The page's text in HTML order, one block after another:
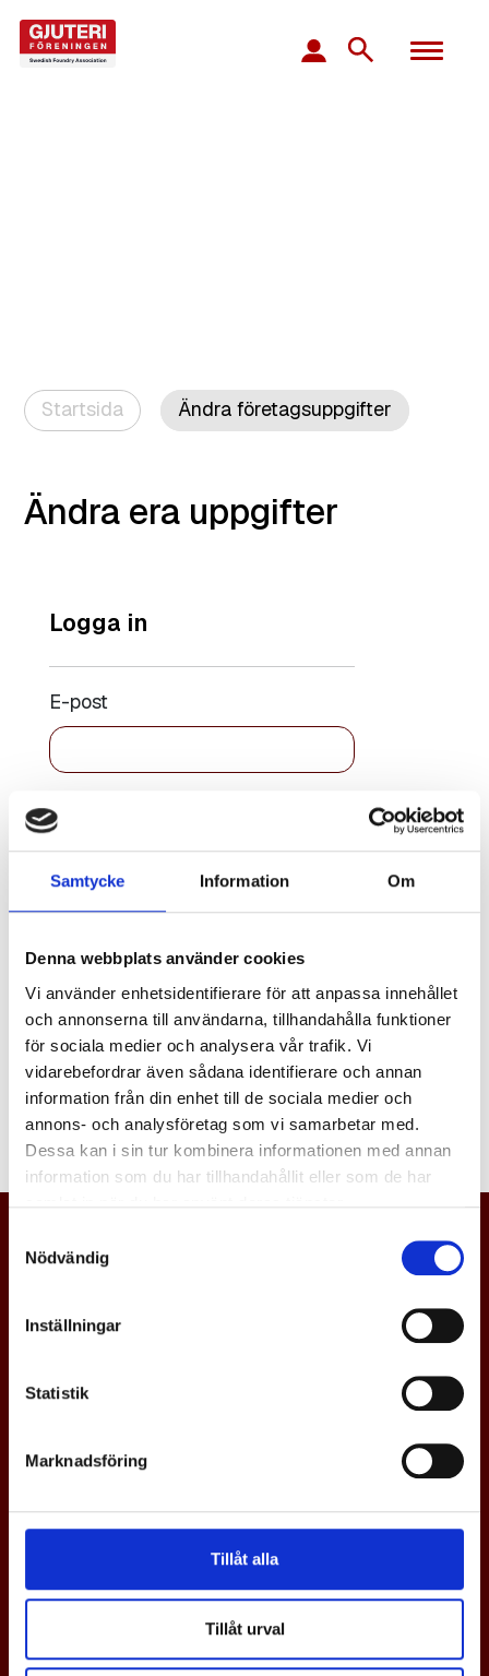
Samtycke Information Om
Denna webbplats använder cookies
Vi använder enhetsidentifierare för att anpassa innehållet
och annonserna till användarna, tillhandahålla funktioner
för sociala medier och analysera vår trafik. Vi
vidarebefordrar även sådana identifierare och annan
information från din enhet till de sociala medier och
annons- och analysföretag som vi samarbetar med.
Dessa kan i sin tur kombinera informationen med annan
information som du har tillhandahållit eller som de har
Nödvändig
Inställningar
Statistik
Marknadsföring
Tillåt alla
Tillåt urval
Startsida Ändra företagsuppgifter
Ändra era uppgifter
Logga in
E-post
Lösenord
Kom ihåg
Återställ
Logga in
En svensk gjuteriindustri i världsklass,
med tillväxt och konkurrenskraft via